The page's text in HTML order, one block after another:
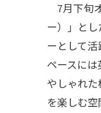
7月下旬
ー）」と
ーとして
ペースに
やしゃれ
を楽しむ空